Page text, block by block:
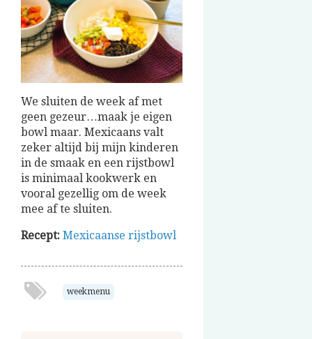
We sluiten de week af met
geen gezeur…maak je eigen
bowl maar. Mexicaans valt
zeker altijd bij mijn kinderen
in de smaak en een rijstbowl
is minimaal kookwerk en
vooral gezellig om de week
mee af te sluiten.
Recept: Mexicaanse rijstbowl
weekmenu